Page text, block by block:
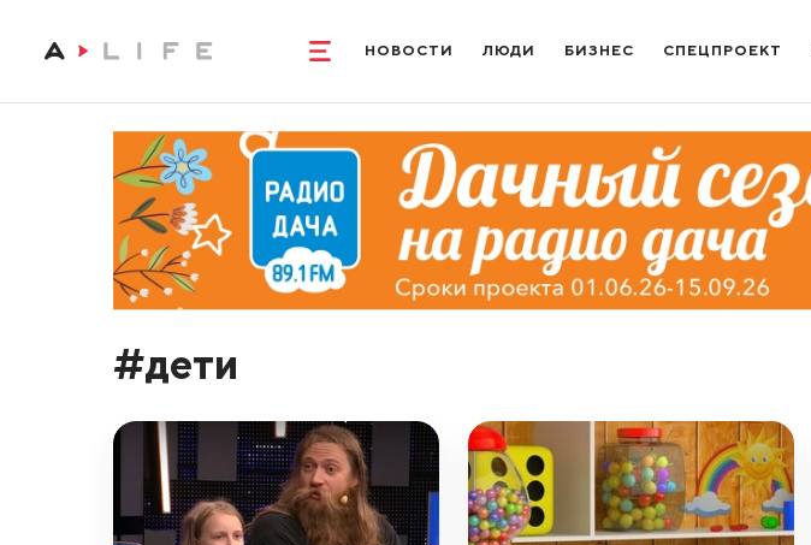
НОВОСТИ ЛЮДИ БИЗНЕС СПЕЦПРОЕКТ
#дети